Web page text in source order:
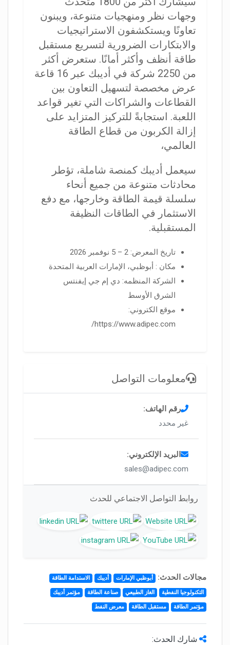
وجهات نظر ومنهجيات متنوعة، ويبنون
تعاونًا ويستكشفون الاستراتيجيات
والابتكارات الضرورية لتسريع مستقبل
طاقة أنظف وأكثر أمانًا. ستعرض أكثر
من 2250 شركة في أديبك عبر 16 قاعة
عرض مخصصة لتسهيل التعاون بين
القطاعات والشراكات التي تغير قواعد
اللعبة. استجابةً للتركيز المتزايد على
إزالة الكربون من قطاع الطاقة
العالمي،
سيعمل أديبك كمنصة شاملة، تؤطر
محادثات متنوعة من جميع أنحاء
سلسلة قيمة الطاقة وخارجها، مع دفع
الاستثمار في الطاقات النظيفة
المستقبلية.
تاريخ المعرض: 2 – 5 نوفمبر 2026
مكان : أبوظبي، الإمارات العربية المتحدة
الشركة المنظمه: دي إم جي إيفنتس
الشرق الأوسط
موقع الكتروني:
https://www.adipec.com/
معلومات التواصل
رقم الهاتف:
غير محدد
البريد الإلكتروني:
sales@adipec.com
روابط التواصل الاجتماعي للحدث
مجالات الحدث: أبوظبي الإمارات أديبك الاستدامة الطاقة
التكنولوجيا النفطية الغاز الطبيعي صناعة الطاقة مؤتمر أديبك
مؤتمر الطاقة مستقبل الطاقة معرض النفط
شارك الحدث: